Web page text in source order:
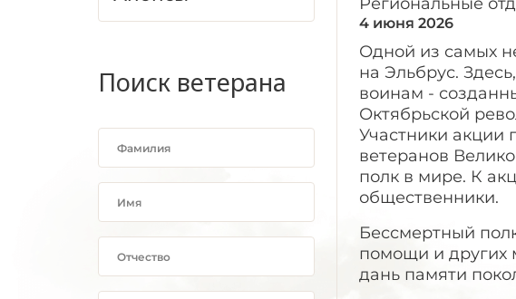
Поиск ветерана
4 июня 2026
Одной из самых
на Эльбрус.
воинам -
Октябрьской
Участники акции
ветеранов
полк в мире. К
общественники.
Бессмертный
помощи и других
дань памяти